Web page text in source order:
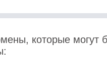
которые могут